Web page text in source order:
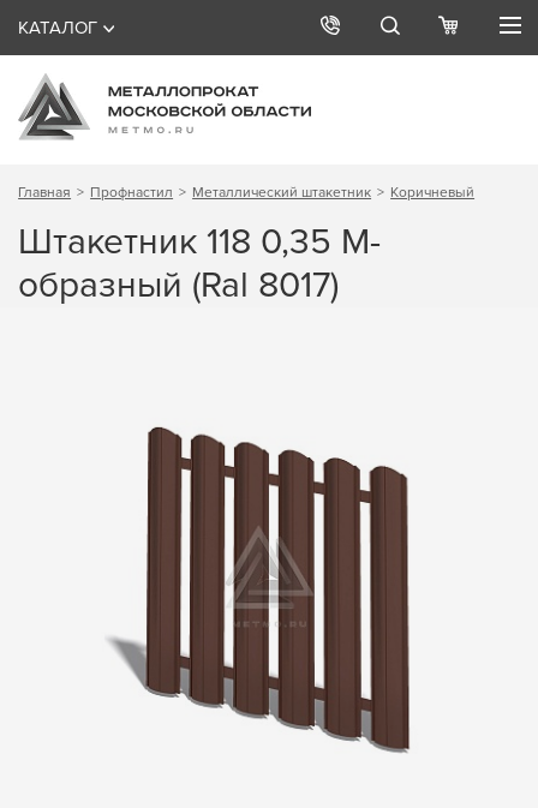
КАТАЛОГ
Главная Профнастил Металлический штакетник Коричневый
Штакетник 118 0,35 М-
образный (Ral 8017)